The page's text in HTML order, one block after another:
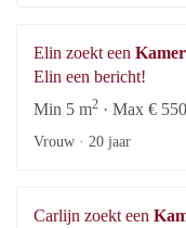
Elin zoekt een Kamer
Elin een bericht!
Min 5 m2 · Max € 550
Vrouw · 20 jaar
Carlijn zoekt een